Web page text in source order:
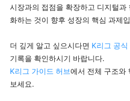
시장과의 접점을 확장하고 디지털과
화하는 것이 향후 성장의 핵심 과제
더 깊게 알고 싶으시다면 K리그 공식
기록을 확인하시기 바랍니다.
K리그 가이드 허브에서 전체 구조와
보세요.